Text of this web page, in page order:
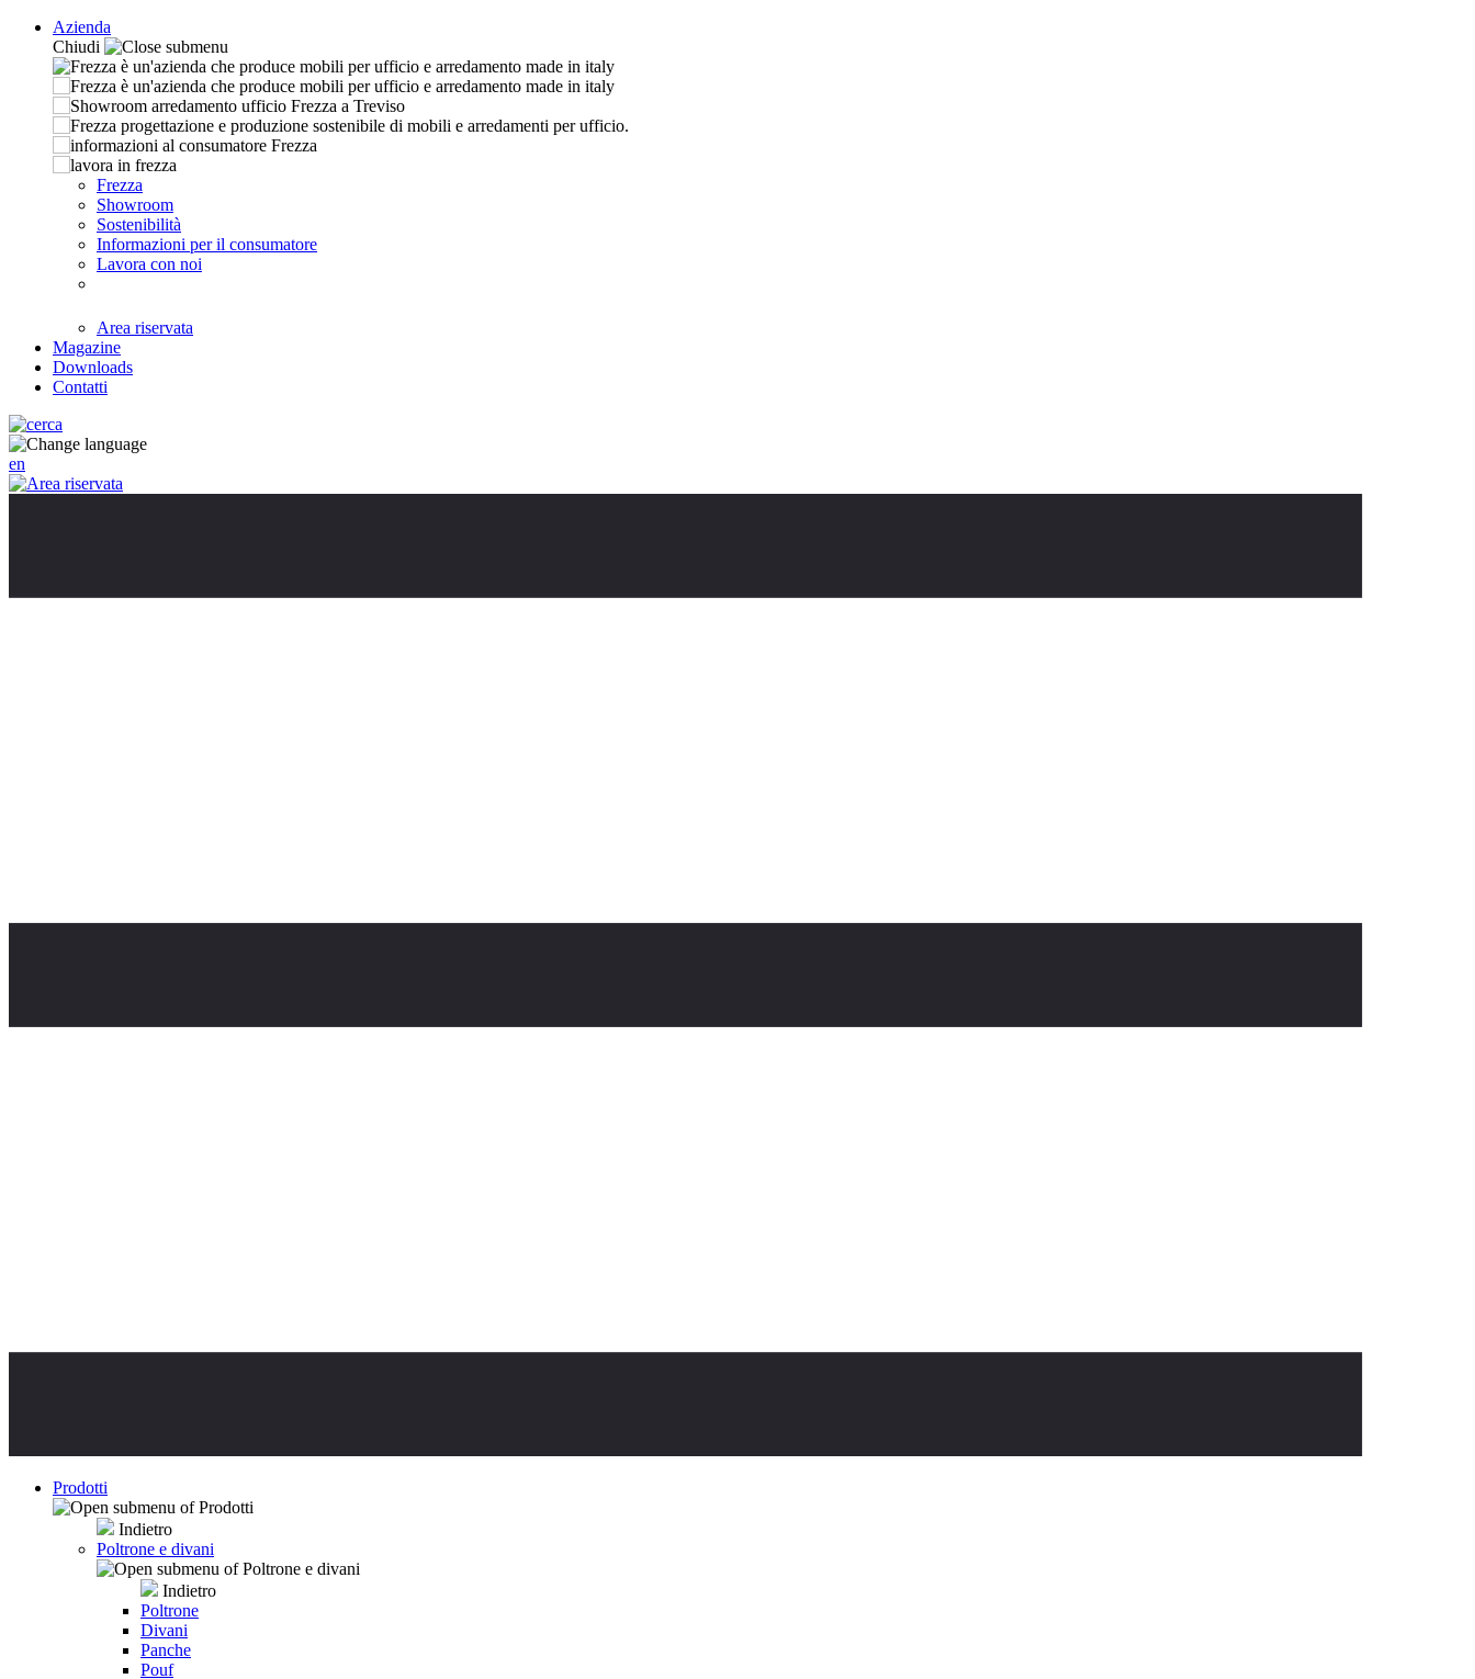
Azienda
Chiudi
Frezza
Showroom
Sostenibilità
Informazioni per il consumatore
Lavora con noi
Area riservata
Magazine
Downloads
Contatti
en
Prodotti
Indietro
Poltrone e divani
Indietro
Poltrone
Divani
Panche
Pouf